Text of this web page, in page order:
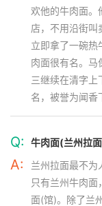
欢他的牛肉面。
店，不用沿街叫
立即拿了一碗热
肉面很有名。马
三继续在清字上
名，被誉为闻香
Q: 牛肉面(兰州拉
A:
兰州拉面最不为
只有兰州牛肉
面(馆)。除了兰